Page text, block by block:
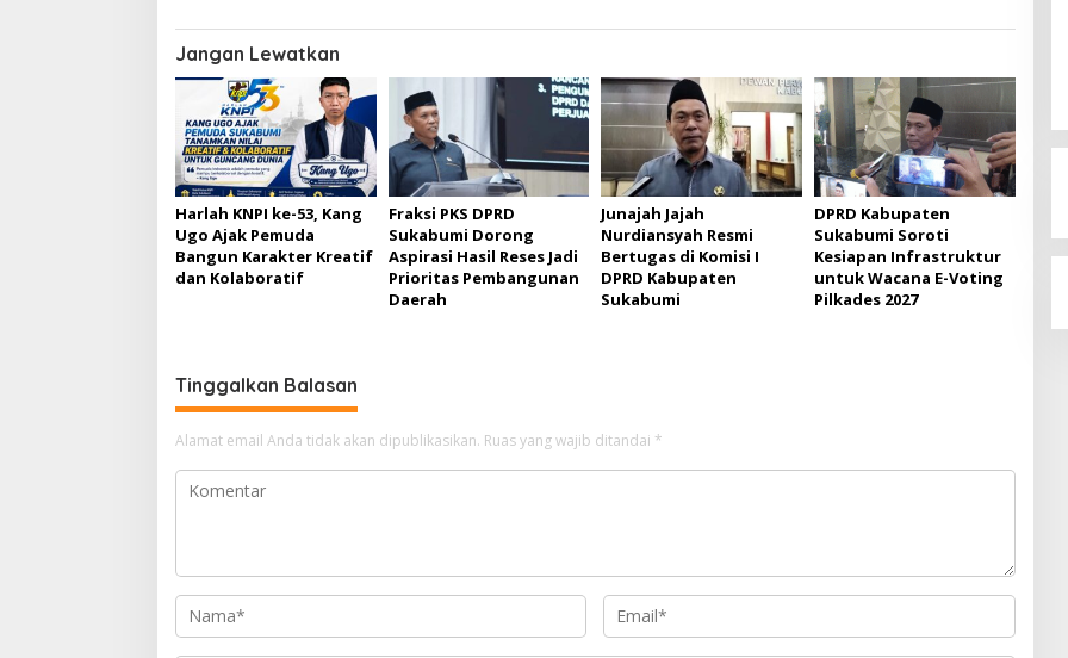
i
g
a
s
i
p
o
s
Jangan Lewatkan
Harlah KNPI ke-53, Kang
Ugo Ajak Pemuda
Bangun Karakter Kreatif
dan Kolaboratif
Fraksi PKS DPRD
Sukabumi Dorong
Aspirasi Hasil Reses Jadi
Prioritas Pembangunan
Daerah
Junajah Jajah
Nurdiansyah Resmi
Bertugas di Komisi I
DPRD Kabupaten
Sukabumi
DPRD Kabupaten
Sukabumi Soroti
Kesiapan Infrastruktur
untuk Wacana E-Voting
Pilkades 2027
Tinggalkan Balasan
Alamat email Anda tidak akan dipublikasikan. Ruas yang wajib ditandai *
Partisipasi Warga dalam Pilkada